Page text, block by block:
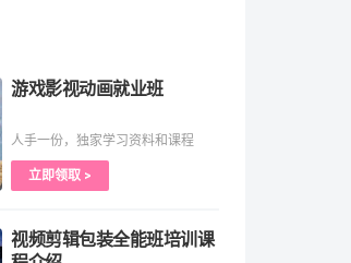
游戏影视动画就业班
人手一份，独家学习资料和课程
立即领取 >
视频剪辑包装全能班培训课